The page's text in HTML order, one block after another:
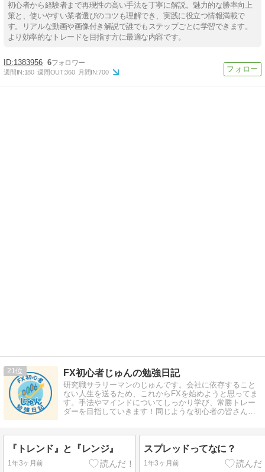
初心者から経験者まで再現性の高い手法を丁寧に解説。魅力的な勝率向上
策と、使いやすい業者選びのコツも理解でき、実践に役立つ情報満載で
す。リアルな動画や画像付き解説で誰でもステップごとに学習できます。
より効率的なトレードを目指す方に最適な内容です。
1383956 6
週間IN:180 週間OUT:360 月間IN:700
21 FX初心者じゅんの勉強日記
研究職サラリーマンのじゅんです。会社に依存すること
ない人生を送るため、これからFXを始めようと思ってま
す。手法やマインドについてしっかり学び、常勝トレー
ダーを目指していきます！同じような初心者の皆さん、
『トレンド』と『レンジ』
1年3ヶ月前
スプレッドってなに？
1年3ヶ月前